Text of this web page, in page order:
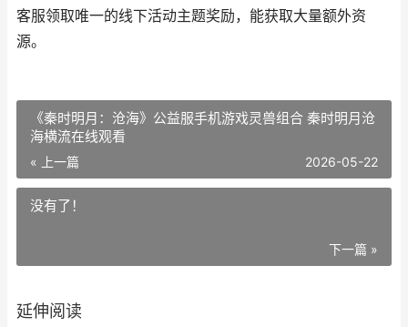
客服领取唯一的线下活动主题奖励，能获取大量额外资
源。
《秦时明月：沧海》公益服手机游戏灵兽组合 秦时明月沧
海横流在线观看
« 上一篇 2026-05-22
没有了！
下一篇 »
延伸阅读